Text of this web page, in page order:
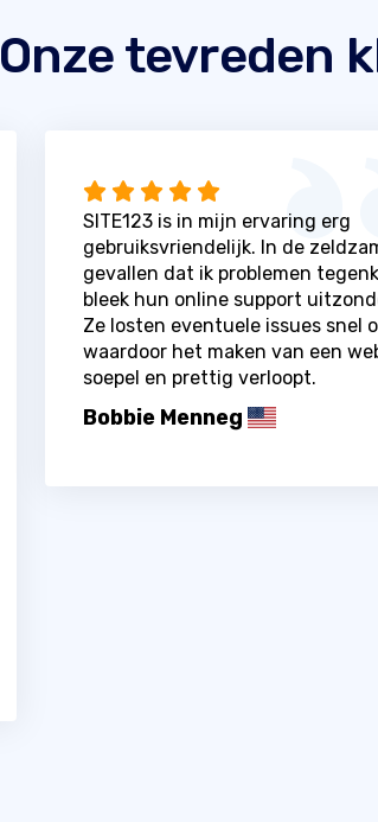
Onze tevreden
SITE123 is in mijn ervaring erg
gebruiksvriendelijk. In de
gevallen dat ik problemen
bleek hun online support
Ze losten eventuele issues snel
waardoor het maken van een
soepel en prettig verloopt.
Bobbie Menneg